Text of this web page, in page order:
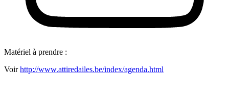
Matériel à prendre :
Voirhttp://www.attiredailes.be/index/agenda.html